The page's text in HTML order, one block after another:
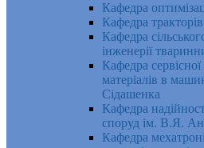
Кафедра
Кафедра тракторів
Кафедра
інженерії
Кафедра cервісної
матеріалів в
Сідашенка
Кафедра
споруд ім. В.Я.
Кафедра